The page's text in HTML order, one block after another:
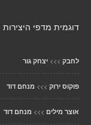
דוגמית מדפי היצירות
לחבק >>> יצחק גור
פוקוס ירוק >>> מנחם דוד
אוצר מילים >>> מנחם דוד